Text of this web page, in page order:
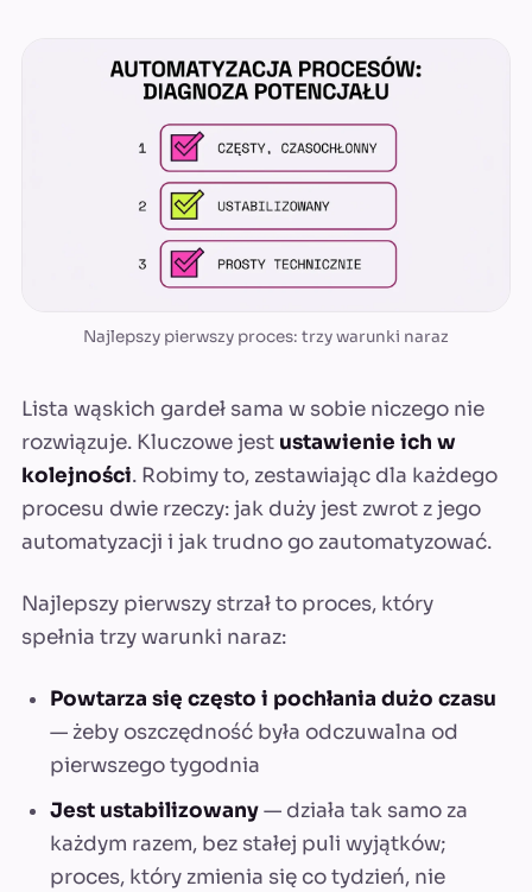
Najlepszy pierwszy proces: trzy warunki naraz
Lista wąskich gardeł sama w sobie niczego nie
rozwiązuje. Kluczowe jest ustawienie ich w
kolejności. Robimy to, zestawiając dla każdego
procesu dwie rzeczy: jak duży jest zwrot z jego
automatyzacji i jak trudno go zautomatyzować.
Najlepszy pierwszy strzał to proces, który
spełnia trzy warunki naraz:
Powtarza się często i pochłania dużo czasu
— żeby oszczędność była odczuwalna od
pierwszego tygodnia
Jest ustabilizowany— działa tak samo za
każdym razem, bez stałej puli wyjątków;
proces, który zmienia się co tydzień, nie